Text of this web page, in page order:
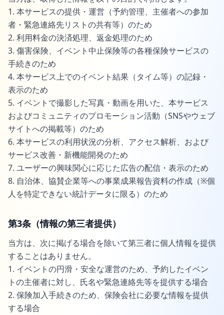
1. 本サービスの提供・運営（予約管理、主催者への参加
者・緊急連絡先リストの共有等）のため
2. 利用料金の決済処理、返金処理のため
3. 傷害保険、イベント中止保険等の各種保険サービスの
手続きのため
4. 本サービス上でのイベント結果（タイム等）の記録・
表示のため
5. イベントで撮影した写真・動画を用いた、本サービス
およびコミュニティのプロモーション活動（SNSやウェブ
サイトへの掲載等）のため
6. 本サービスの利用状況の分析、アクセス解析、および
サービス改善・新機能開発のため
7. ユーザーの興味関心に応じた広告の配信・表示のため
8. 自治体、協賛企業等への事業成果報告資料の作成（※個
人を特定できない統計データに限る）のため
第3条（情報の第三者提供）
当方は、次に掲げる場合を除いて第三者に個人情報を提供
することはありません。
1. イベントの円滑・安全な運営のため、予約したイベン
トの主催者に対し、氏名や緊急連絡先等を提供する場合
2. 保険加入手続きのため、保険会社に必要な情報を提供
する場合